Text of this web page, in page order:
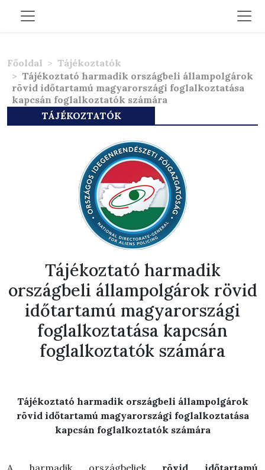
Főoldal
Tájékoztatók
Tájékoztató harmadik országbeli állampolgárok
rövid időtartamú magyarországi foglalkoztatása
kapcsán foglalkoztatók számára
TÁJÉKOZTATÓK
Tájékoztató harmadik
országbeli állampolgárok rövid
időtartamú magyarországi
foglalkoztatása kapcsán
foglalkoztatók számára
Tájékoztató harmadik országbeli állampolgárok
rövid időtartamú magyarországi foglalkoztatása
kapcsán foglalkoztatók számára
A harmadik országbeliek rövid időtartamú